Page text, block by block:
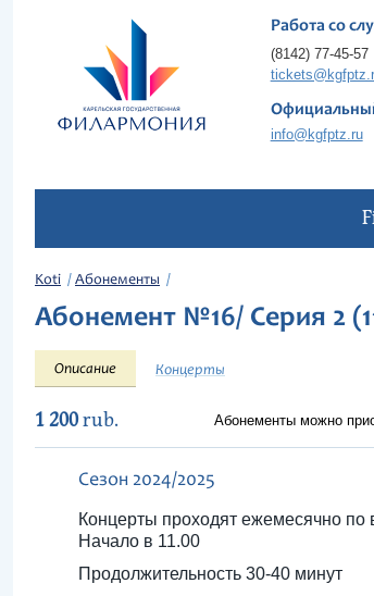
Работа со
(8142) 77-45-57
info@kgfptz.ru
Koti Абонементы
Абонемент №16/ Серия 2
Описание Концерты
1 200rub. Абонементы можно
Сезон 2024/2025
Концерты проходят ежемесячно
Начало в 11.00
Продолжительность 30-40 минут